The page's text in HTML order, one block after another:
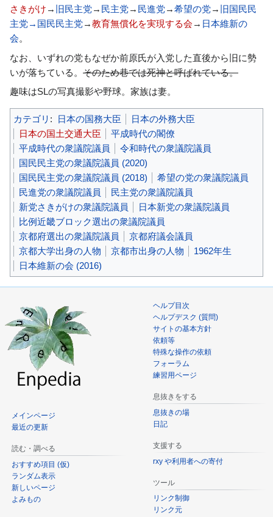
さきがけ → 旧民主党→ 民主党→ 民進党→希望の党→ 旧国民民
主党→国民民主党→教育無償化を実現する会 → 日本維新の
会。
なお、いずれの党もなぜか前原氏が入党した直後から旧に勢
いが落ちている。 そのため巷では死神と呼ばれている。
趣味はSLの写真撮影や野球。家族は妻。
カテゴリ : 日本の国務大臣
日本の外務大臣
日本の国土交通大臣
平成時代の閣僚
平成時代の衆議院議員
令和時代の衆議院議員
国民民主党の衆議院議員 (2020)
国民民主党の衆議院議員 (2018)
希望の党の衆議院議員
民進党の衆議院議員
民主党の衆議院議員
新党さきがけの衆議院議員
日本新党の衆議院議員
比例近畿ブロック選出の衆議院議員
京都府選出の衆議院議員
京都府議会議員
京都大学出身の人物
京都市出身の人物
1962年生
日本維新の会 (2016)
メインページ
最近の更新
読む・調べる
おすすめ項目 (仮)
ランダム表示
新しいページ
よみもの
ヘルプ目次
ヘルプデスク (質問)
サイトの基本方針
依頼等
特殊な操作の依頼
フォーラム
練習用ページ
息抜きをする
息抜きの場
日記
支援する
rxy や利用者への寄付
ツール
リンク制御
リンク元